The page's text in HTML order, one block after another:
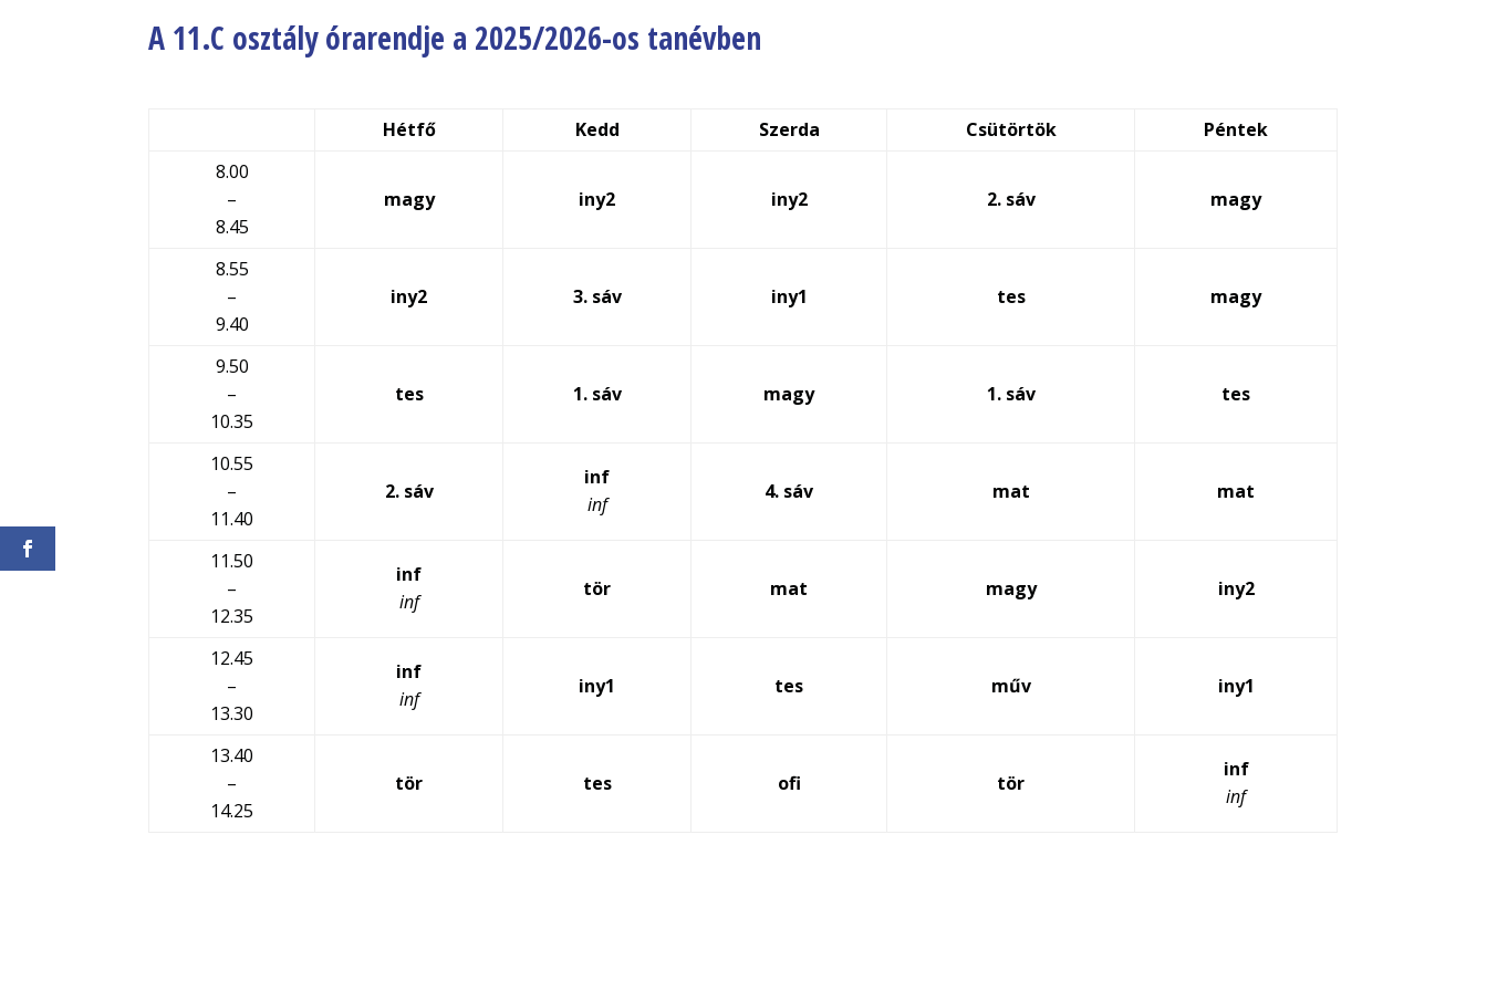
A 11.C osztály órarendje a 2025/2026-os tanévben
Hétfő Kedd Szerda Csütörtök
Péntek
8.00
–
8.45
magy iny2 iny2 2. sáv magy
8.55
–
9.40
iny2 3. sáv iny1 tes magy
9.50
–
10.35
tes 1. sáv magy 1. sáv tes
10.55
–
11.40
2. sáv
inf
inf
4. sáv mat mat
11.50
–
12.35
inf
inf
tör mat magy iny2
12.45
–
13.30
inf
inf
iny1 tes műv iny1
13.40
–
14.25
tör tes ofi tör
inf
inf